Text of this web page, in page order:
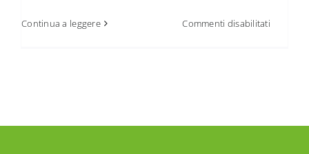
Continua a leggere Commenti disabilitati